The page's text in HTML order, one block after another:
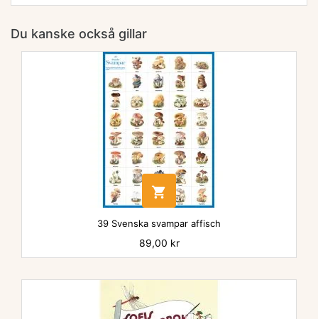
Du kanske också gillar

39 Svenska svampar affisch
Pris
89,00 kr